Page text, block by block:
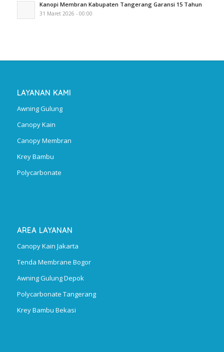
Kanopi Membran Kabupaten Tangerang Garansi 15 Tahun
31 Maret 2026 - 00:00
LAYANAN KAMI
Awning Gulung
Canopy Kain
Canopy Membran
Krey Bambu
Polycarbonate
AREA LAYANAN
Canopy Kain Jakarta
Tenda Membrane Bogor
Awning Gulung Depok
Polycarbonate Tangerang
Krey Bambu Bekasi